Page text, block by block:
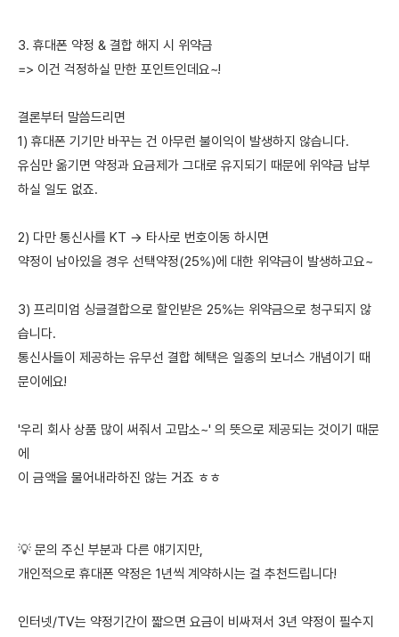
3. 휴대폰 약정 & 결합 해지 시 위약금
=> 이건 걱정하실 만한 포인트인데요~!
결론부터 말씀드리면
1) 휴대폰 기기만 바꾸는 건 아무런 불이익이 발생하지 않습니다.
유심만 옮기면 약정과 요금제가 그대로 유지되기 때문에 위약금 납부
하실 일도 없죠.
2) 다만 통신사를 KT → 타사로 번호이동 하시면
약정이 남아있을 경우 선택약정(25%)에 대한 위약금이 발생하고요~
3) 프리미엄 싱글결합으로 할인받은 25%는 위약금으로 청구되지 않
습니다.
통신사들이 제공하는 유무선 결합 혜택은 일종의 보너스 개념이기 때
문이에요!
'우리 회사 상품 많이 써줘서 고맙소~' 의 뜻으로 제공되는 것이기 때문
에
이 금액을 물어내라하진 않는 거죠 ㅎㅎ
💡 문의 주신 부분과 다른 얘기지만,
개인적으로 휴대폰 약정은 1년씩 계약하시는 걸 추천드립니다!
인터넷/TV는 약정기간이 짧으면 요금이 비싸져서 3년 약정이 필수지